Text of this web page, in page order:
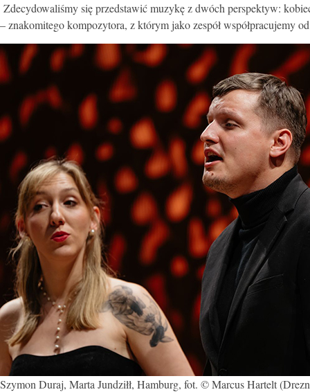
Zdecydowaliśmy się przedstawić muzykę z dwóch perspektyw:
– znakomitego kompozytora, z którym jako zespół współpracujemy
Szymon Duraj, Marta Jundziłł, Hamburg, fot. © Marcus Hartelt